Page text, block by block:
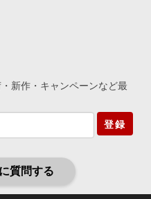
、 扱いに慣れると軽くて
ように。 またいつでも気
りくださいね。
ルバー925
新作・キャンペーンなど最
登録
質問する